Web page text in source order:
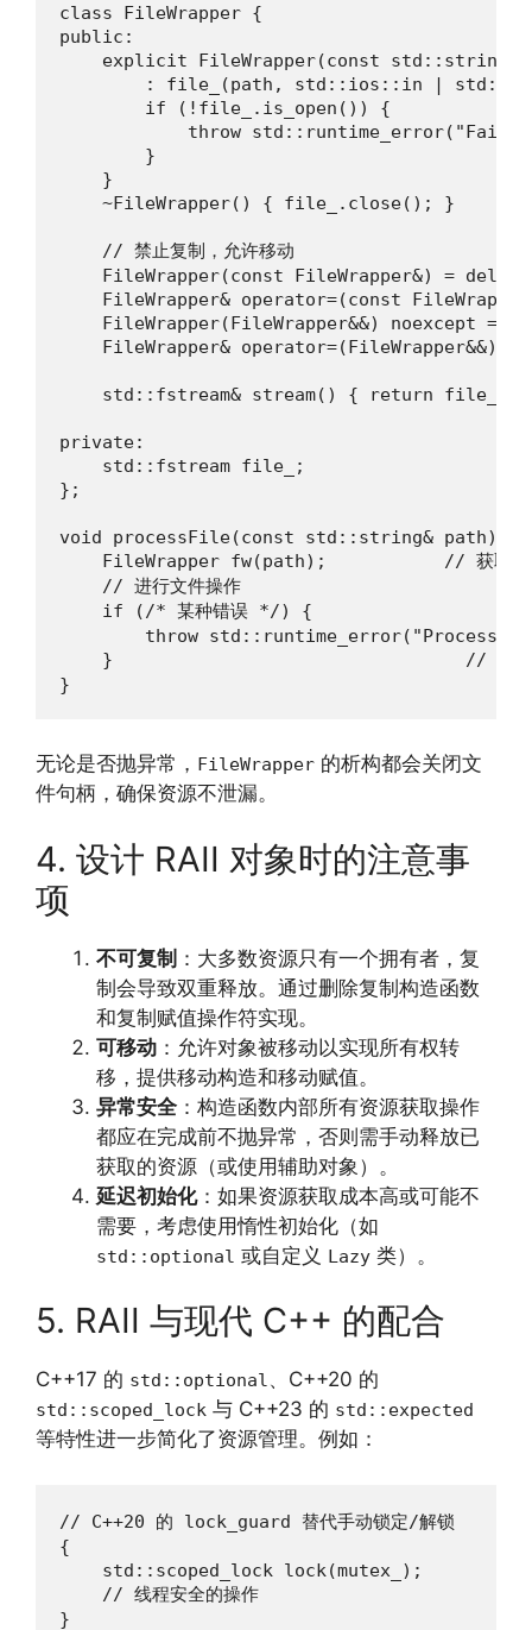
class FileWrapper {
public:
explicit FileWrapper(const std::string&
: file_(path, std::ios::in |
        if (!file_.is_open()) {
throw
        }
    }
    ~FileWrapper() { file_.close(); }
    // 禁止复制，允许移动
FileWrapper(const FileWrapper&) =
FileWrapper& operator=(const
FileWrapper(FileWrapper&&) noexcept =
FileWrapper& operator=(FileWrapper&&)
    std::fstream& stream() { return file_; }
private:
    std::fstream file_;
};
void processFile(const std::string& path) {
FileWrapper fw(path);           // 获取资
    // 进行文件操作
    if (/* 某种错误 */) {
throw
}                                 // 离开
}
无论是否抛异常， FileWrapper 的析构都会关闭文
件句柄，确保资源不泄漏。
4. 设计 RAII 对象时的注意事
项
不可复制 ：大多数资源只有一个拥有者，复
制会导致双重释放。通过删除复制构造函数
和复制赋值操作符实现。
可移动 ：允许对象被移动以实现所有权转
移，提供移动构造和移动赋值。
异常安全：构造函数内部所有资源获取操作
都应在完成前不抛异常，否则需手动释放已
获取的资源（或使用辅助对象）。
延迟初始化：如果资源获取成本高或可能不
需要，考虑使用惰性初始化（如
std::optional 或自定义 Lazy 类）。
5. RAII 与现代 C++ 的配合
C++17 的 std::optional、C++20 的
std::scoped_lock 与 C++23 的 std::expected
等特性进一步简化了资源管理。例如：
// C++20 的 lock_guard 替代手动锁定/解锁
{
    std::scoped_lock lock(mutex_);
    // 线程安全的操作
}